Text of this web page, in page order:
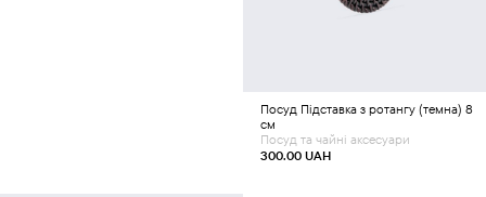
Посуд Підставка з ротангу (темна) 8
см
300.00 UAH
Посуд та чайні аксесуари